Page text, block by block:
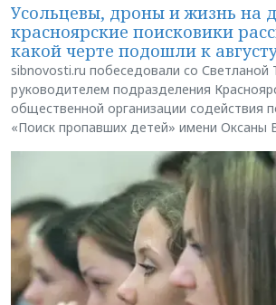
Усольцевы, дроны и жизнь на
красноярские поисковики
какой черте подошли к
sibnovosti.ru побеседовали со
руководителем подразделения
общественной организации содействия
«Поиск пропавших детей» имени Оксаны